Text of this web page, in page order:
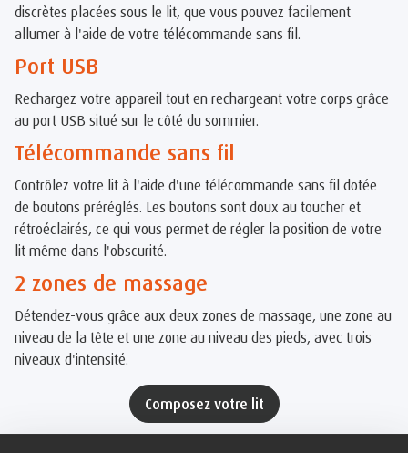
discrètes placées sous le lit, que vous pouvez facilement
allumer à l'aide de votre télécommande sans fil.
Port USB
Rechargez votre appareil tout en rechargeant votre corps grâce
au port USB situé sur le côté du sommier.
Télécommande sans fil
Contrôlez votre lit à l'aide d'une télécommande sans fil dotée
de boutons préréglés. Les boutons sont doux au toucher et
rétroéclairés, ce qui vous permet de régler la position de votre
lit même dans l'obscurité.
2 zones de massage
Détendez-vous grâce aux deux zones de massage, une zone au
niveau de la tête et une zone au niveau des pieds, avec trois
niveaux d'intensité.
Composez votre lit